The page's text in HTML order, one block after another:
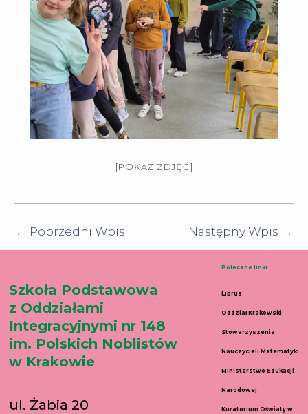
[POKAZ ZDJĘĆ]
← Poprzedni Wpis Następny Wpis →
Szkoła Podstawowa
z Oddziałami
Integracyjnymi nr 148
im. Polskich Noblistów
w Krakowie
ul. Żabia 20
Polecane linki
Librus
Oddział Krakowski
Stowarzyszenia
Nauczycieli Matematyki
Ministerstwo Edukacji
Narodowej
Kuratorium Oświaty w